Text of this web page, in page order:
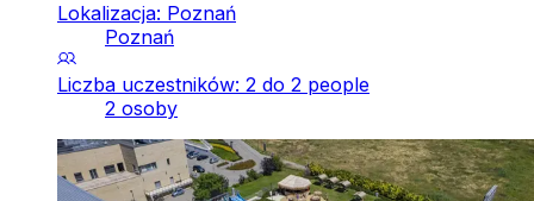
Lokalizacja: Poznań
Poznań
Liczba uczestników: 2 do 2 people
2 osoby